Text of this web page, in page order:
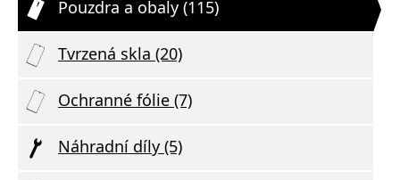
Pouzdra a obaly (115)
Tvrzená skla (20)
Ochranné fólie (7)
Náhradní díly (5)